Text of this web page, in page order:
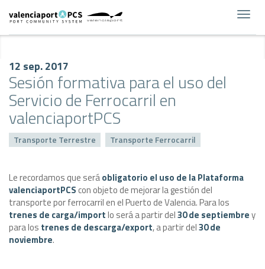
12 sep. 2017
Sesión formativa para el uso del
Servicio de Ferrocarril en
valenciaportPCS
Transporte Terrestre Transporte Ferrocarril
Le recordamos que seráobligatorio el uso de la Plataforma
valenciaportPCScon objeto de mejorar la gestión del
transporte por ferrocarril en el Puerto de Valencia. Para los
trenes de carga/importlo será a partir del30 de septiembrey
para los trenes de descarga/export, a partir del30 de
noviembre.